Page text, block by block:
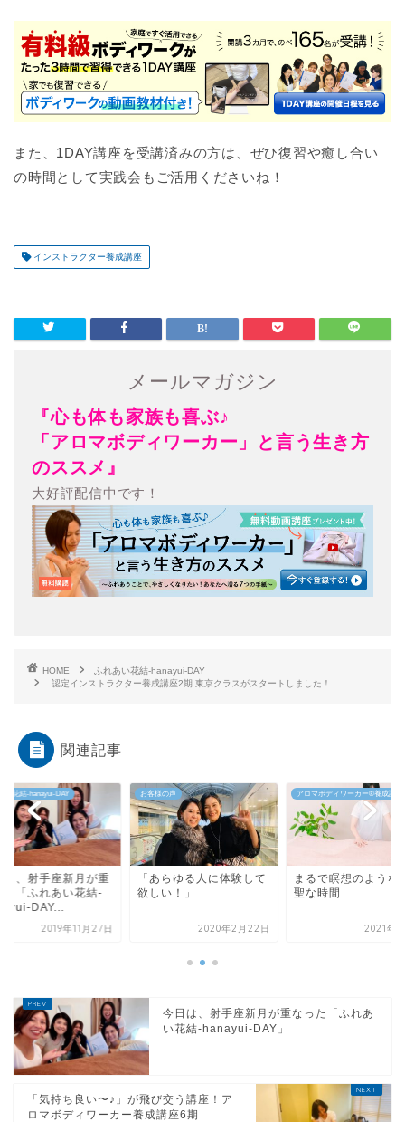
また、1DAY講座を受講済みの方は、ぜひ復習や癒し合い
の時間として実践会もご活用くださいね！
インストラクター養成講座
メールマガジン
『心も体も家族も喜ぶ♪
「アロマボディワーカー」と言う生き方
のススメ』
大好評配信中です！
HOME
ふれあい花結-hanayui-DAY
認定インストラクター養成講座2期 東京クラスがスタートしました！
関連記事
い花結-hanayui-DAY
は、射手座新月が重
た「ふれあい花結-
DAY...
2019年11月27日
お客様の声
「あらゆる人に体験して
欲しい！」
2020年2月22日
アロマボディワーカー®︎養成講座
まるで瞑想のような
聖な時間
2021年8
今日は、射手座新月が重なった「ふれあ
い花結-hanayui-DAY」
「気持ち良い〜♪」が飛び交う講座！ア
ロマボディワーカー養成講座6期